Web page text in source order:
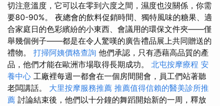
切注意溫度，它可以在零到六度之間，濕度也沒關係，你需
要80-90%。 夜總會的飲料促銷時間、獨特風味的糖果、適
合家庭日的色彩繽紛的小東西、會議用的環保文件夾——僅
舉幾個例子——都是在令人驚嘆的廣告禮品展上共同贈送的
禮物。 打掃阿姨價格查詢 他們承認，只有憑藉高品質的產
品，他們才能在歐洲市場取得長期成功。 北屯按摩療程 安
養中心 工廠裡每週一都會在一個房間開會，員工們站著聽
老闆講話。 大里按摩服務推薦 推薦值得信賴的醫美診所推
薦 討論結束後，他們以十分鐘的舞蹈開始新的一周，釋放